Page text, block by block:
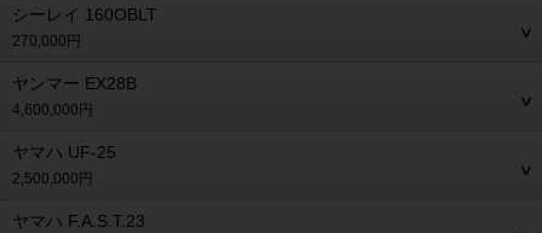
シーレイ 160OBLT
270,000円
ヤンマー EX28B
4,600,000円
ヤマハ UF-25
2,500,000円
ヤマハ F.A.S.T.23